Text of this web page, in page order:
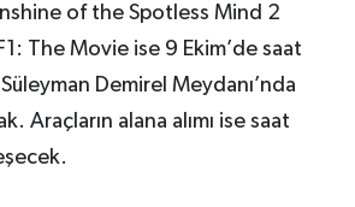
of the Spotless Mind 2
The Movie ise 9 Ekim’de saat
Demirel Meydanı’nda
Araçların alana alımı ise saat